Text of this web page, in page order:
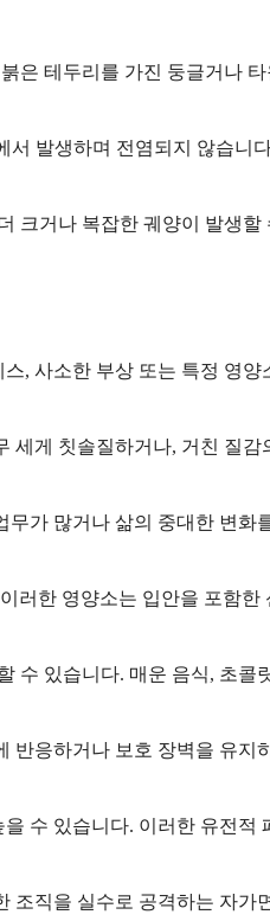
은 테두리를 가진 둥글거나
서 발생하며 전염되지 않습니
크거나 복잡한 궤양이 발생할
, 사소한 부상 또는 특정 영양
게 칫솔질하거나, 거친 질감
가 많거나 삶의 중대한 변화
러한 영양소는 입안을 포함한
수 있습니다. 매운 음식, 초콜
응하거나 보호 장벽을 유지
수 있습니다. 이러한 유전적
조직을 실수로 공격하는 자가